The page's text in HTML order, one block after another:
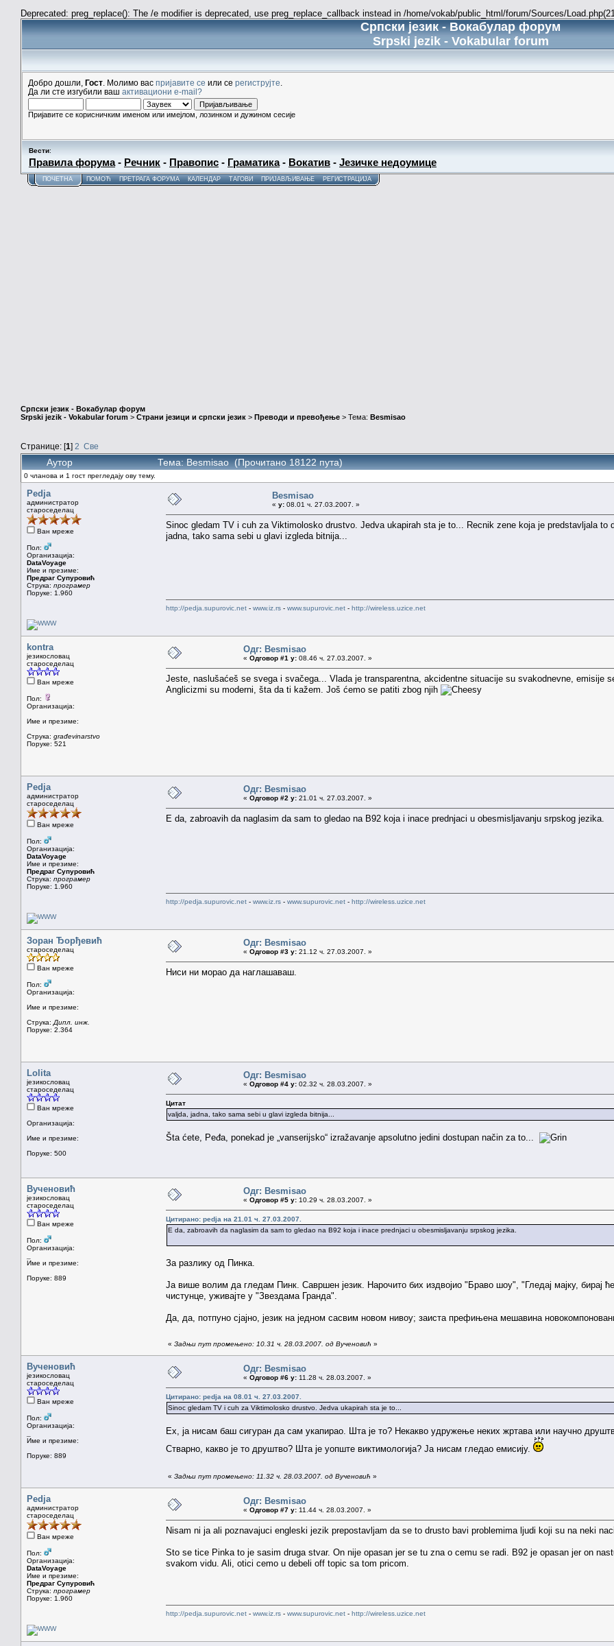
Deprecated: preg_replace(): The /e modifier is deprecated, use preg_replace_callback instead in /home/vokab/public_html/forum/Sources/
Српски језик - Вокабулар форум
Srpski jezik - Vokabular forum
Добро дошли, Гост . Молимо вас пријавите се или се региструјте
Да ли сте изгубили ваш активациони e-mail?
Пријавите се корисничким именом или имејлом, лозинком и дужином сесије
Вести:
Правила форума- Речник - Правопис - Граматика- Вокатив - Језичке недоумице
ПОЧЕТНА ПОМОЋ ПРЕТРАГА ФОРУМА КАЛЕНДАР ТАГОВИ ПРИЈАВЉИВАЊЕ РЕГИСТРАЦИЈА
Српски језик - Вокабулар форум
Srpski jezik - Vokabular forum > Страни језици и српски језик > Преводи и превођење > Тема: Besmisao
Странице: [1] 2 Све
Аутор Тема: Besmisao (Прочитано 18122 пута)
0 чланова и 1 гост прегледају ову тему.
Pedja
администратор
староседелац
Ван мреже
Пол:
Организација:
DataVoyage
Име и презиме:
Предраг Супуровић
Струка: програмер
Поруке: 1.960
Besmisao
« у: 08.01 ч. 27.03.2007. »
Sinoc gledam TV i cuh za Viktimolosko drustvo. Jedva ukapirah sta je to... Recnik zene koja je predstavljala to
jadna, tako sama sebi u glavi izgleda bitnija...
http://pedja.supurovic.net - www.iz.rs - www.supurovic.net - http://wireless.uzice.net
kontra
језикословац
староседелац
Ван мреже
Пол:
Организација:
Име и презиме:
Струка: građevinarstvo
Поруке: 521
Одг: Besmisao
« Одговор #1 у: 08.46 ч. 27.03.2007. »
Jeste, naslušaćeš se svega i svačega... Vlada je transparentna, akcidentne situacije su svakodnevne, emisije
Anglicizmi su moderni, šta da ti kažem. Još ćemo se patiti zbog njih
Pedja
администратор
староседелац
Ван мреже
Пол:
Организација:
DataVoyage
Име и презиме:
Предраг Супуровић
Струка: програмер
Поруке: 1.960
Одг: Besmisao
« Одговор #2 у: 21.01 ч. 27.03.2007. »
E da, zabroavih da naglasim da sam to gledao na B92 koja i inace prednjaci u obesmisljavanju srpskog jezika.
http://pedja.supurovic.net - www.iz.rs - www.supurovic.net - http://wireless.uzice.net
Зоран Ђорђевић
староседелац
Ван мреже
Пол:
Организација:
Име и презиме:
Струка: Дипл. инж.
Поруке: 2.364
Одг: Besmisao
« Одговор #3 у: 21.12 ч. 27.03.2007. »
Ниси ни морао да наглашаваш.
Lolita
језикословац
староседелац
Ван мреже
Организација:
Име и презиме:
Поруке: 500
Одг: Besmisao
« Одговор #4 у: 02.32 ч. 28.03.2007. »
Цитат
valjda, jadna, tako sama sebi u glavi izgleda bitnija...
Šta ćete, Peđa, ponekad je „vanserijsko“ izražavanje apsolutno jedini dostupan način za to...
Вученовић
језикословац
староседелац
Ван мреже
Пол:
Организација:
Име и презиме:
Поруке: 889
Одг: Besmisao
« Одговор #5 у: 10.29 ч. 28.03.2007. »
Цитирано: pedja на 21.01 ч. 27.03.2007.
E da, zabroavih da naglasim da sam to gledao na B92 koja i inace prednjaci u obesmisljavanju srpskog jezika.
За разлику од Пинка.
Ја више волим да гледам Пинк. Савршен језик. Нарочито бих издвојио "Браво шоу", "Гледај мајку,
чистунце, уживајте у "Звездама Гранда".
Да, да, потпуно сјајно, језик на једном сасвим новом нивоу; заиста префињена мешавина
« Задњи пут промењено: 10.31 ч. 28.03.2007. од Вученовић »
Вученовић
језикословац
староседелац
Ван мреже
Пол:
Организација:
Име и презиме:
Поруке: 889
Одг: Besmisao
« Одговор #6 у: 11.28 ч. 28.03.2007. »
Цитирано: pedja на 08.01 ч. 27.03.2007.
Sinoc gledam TV i cuh za Viktimolosko drustvo. Jedva ukapirah sta je to...
Ех, ја нисам баш сигуран да сам укапирао. Шта је то? Некакво удружење неких жртава или научно
Стварно, какво је то друштво? Шта је уопште виктимологија? Ја нисам гледао емисију.
« Задњи пут промењено: 11.32 ч. 28.03.2007. од Вученовић »
Pedja
администратор
староседелац
Ван мреже
Пол:
Организација:
DataVoyage
Име и презиме:
Предраг Супуровић
Струка: програмер
Поруке: 1.960
Одг: Besmisao
« Одговор #7 у: 11.44 ч. 28.03.2007. »
Nisam ni ja ali poznavajuci engleski jezik prepostavljam da se to drusto bavi problemima ljudi koji su na neki
Sto se tice Pinka to je sasim druga stvar. On nije opasan jer se tu zna o cemu se radi. B92 je opasan jer on
svakom vidu. Ali, otici cemo u debeli off topic sa tom pricom.
http://pedja.supurovic.net - www.iz.rs - www.supurovic.net - http://wireless.uzice.net